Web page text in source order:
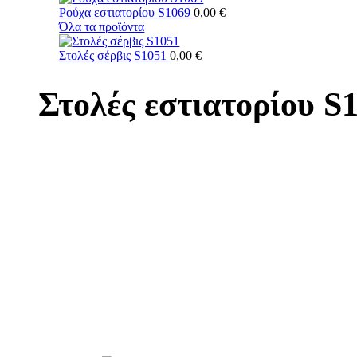
Ρούχα εστιατορίου S10690,00€
Όλα τα προϊόντα
Στολές σέρβις S10510,00€
Στολές εστιατορίου